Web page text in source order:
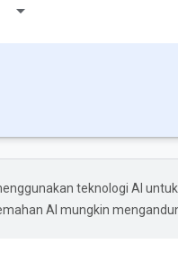
teknologi AI
AI mungkin